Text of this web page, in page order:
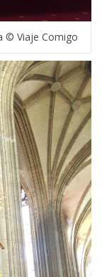
© Viaje Comigo